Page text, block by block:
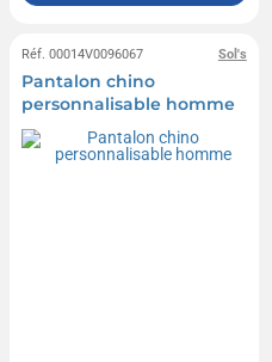
Sol's
Réf. 00014V0096067
Pantalon chino
personnalisable homme